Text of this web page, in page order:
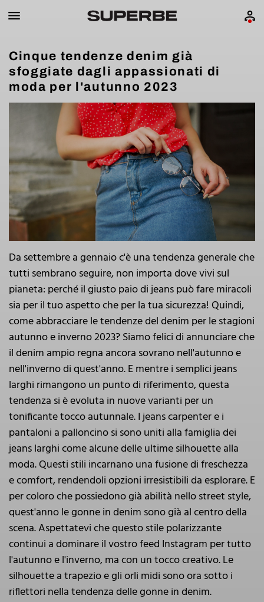
Cinque tendenze denim già
sfoggiate dagli appassionati di
moda per l'autunno 2023
Da settembre a gennaio c'è una tendenza generale che
tutti sembrano seguire, non importa dove vivi sul
pianeta: perché il giusto paio di jeans può fare miracoli
sia per il tuo aspetto che per la tua sicurezza! Quindi,
come abbracciare le tendenze del denim per le stagioni
autunno e inverno 2023? Siamo felici di annunciare che
il denim ampio regna ancora sovrano nell'autunno e
nell'inverno di quest'anno. E mentre i semplici jeans
larghi rimangono un punto di riferimento, questa
tendenza si è evoluta in nuove varianti per un
tonificante tocco autunnale. I jeans carpenter e i
pantaloni a palloncino si sono uniti alla famiglia dei
jeans larghi come alcune delle ultime silhouette alla
moda. Questi stili incarnano una fusione di freschezza
e comfort, rendendoli opzioni irresistibili da esplorare. E
per coloro che possiedono già abilità nello street style,
quest'anno le gonne in denim sono già al centro della
scena. Aspettatevi che questo stile polarizzante
continui a dominare il vostro feed Instagram per tutto
l'autunno e l'inverno, ma con un tocco creativo. Le
silhouette a trapezio e gli orli midi sono ora sotto i
riflettori nella tendenza delle gonne in denim.